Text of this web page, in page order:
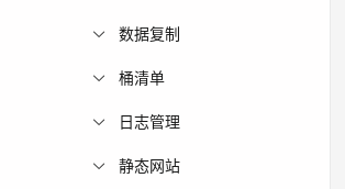
数据复制
桶清单
日志管理
静态网站